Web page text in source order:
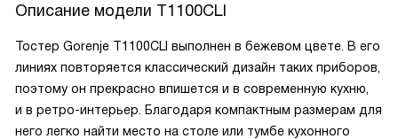
Описание модели T1100CLI
Тостер Gorenje T1100CLI выполнен в бежевом цвете. В его
линиях повторяется классический дизайн таких приборов,
поэтому он прекрасно впишется и в современную кухню,
и в ретро-интерьер. Благодаря компактным размерам для
него легко найти место на столе или тумбе кухонного